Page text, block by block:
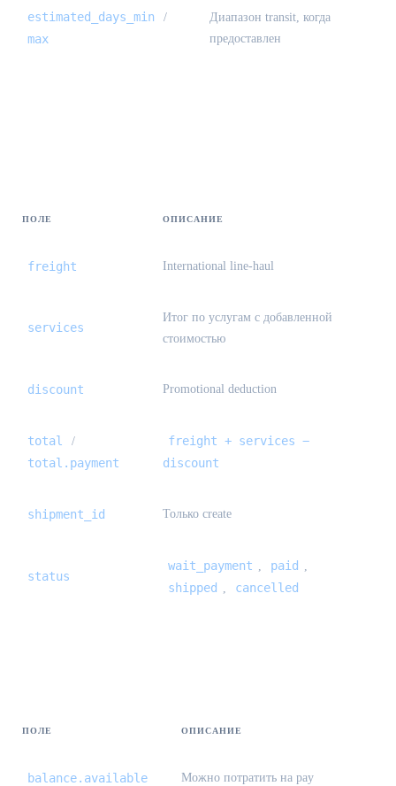
estimated_days_min /
max
Диапазон transit, когда
предоставлен
ПОЛЕ ОПИСАНИЕ
freight International line-haul
services
Итог по услугам с добавленной
стоимостью
discount Promotional deduction
total /
total.payment
freight + services −
discount
shipment_id Только create
status
wait_payment paid
shipped cancelled
ПОЛЕ ОПИСАНИЕ
balance.available Можно потратить на pay